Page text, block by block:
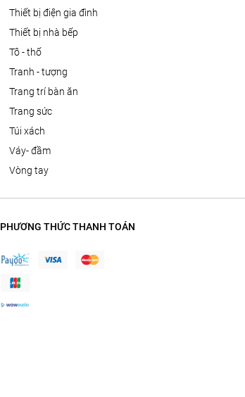
thiết bị điện gia đình
thiết bị nhà bếp
tô - thố
tranh - tượng
trang trí bàn ăn
trang sức
túi xách
váy- đầm
vòng tay
PHƯƠNG THỨC THANH TOÁN